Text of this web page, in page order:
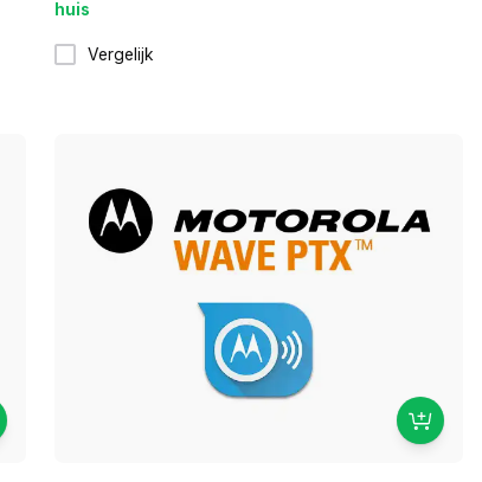
huis
Vergelijk